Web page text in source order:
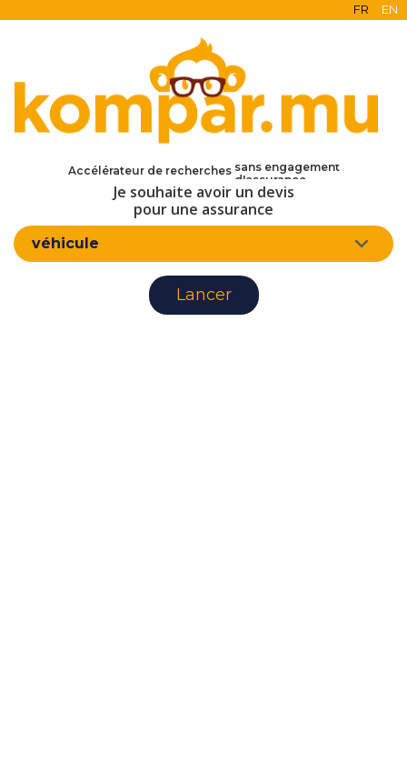
FR EN
Accélérateur de recherches
en ligne
d'assurance
Je souhaite avoir un devis
pour une assurance
véhicule
Lancer